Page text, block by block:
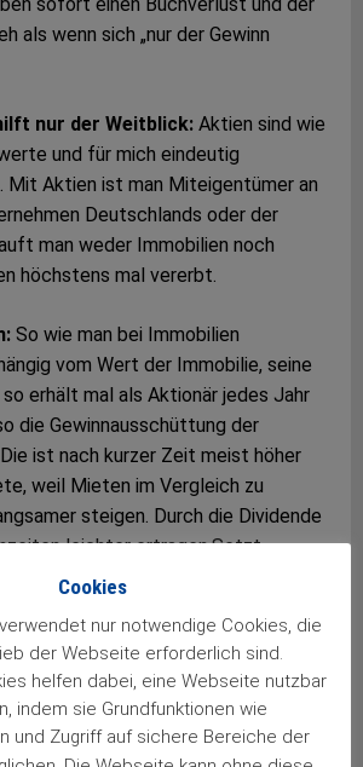
als wenn sich „nur der Gewinn
nur der Weitblick: Aktien sind wie
und für mich eindeutig
Mit Aktien ist man Miteigentümer an
Deutschlands oder der
man weder Immobilien noch
höchstens mal vererbt.
So wie man bei Immobilien
vom Wert der Immobilie, seine
erhält mal als Aktionär jedes Jahr
die Gewinnausschüttung der
ist nach kurzer Zeit meist höher
weil Mieten im Vergleich zu
steigen. Durch die Dividende
leichter ertragen.Setzt
man den Weg „weg vom
Unsere neue Ausgabe ist wieder
nicht nur an der Börse – viel Geduld,
den nötigen Weitblick.
Cookies
nur notwendige Cookies, die
der Webseite erforderlich sind.
helfen dabei, eine Webseite nutzbar
indem sie Grundfunktionen wie
und Zugriff auf sichere Bereiche der